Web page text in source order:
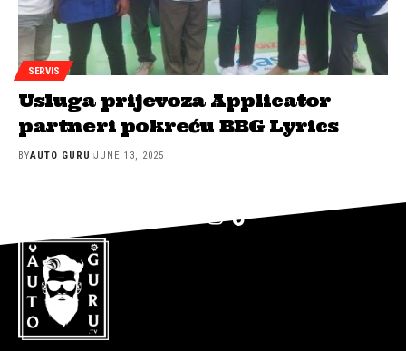
SERVIS
Usluga prijevoza Applicator
partneri pokreću BBG Lyrics
BYAUTO GURU JUNE 13, 2025